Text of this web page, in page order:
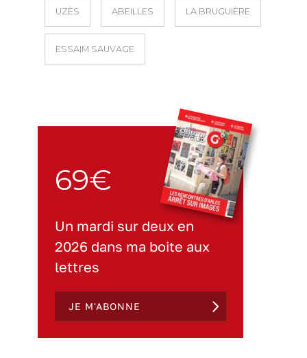
UZÈS ABEILLES LA BRUGUIÈRE
ESSAIM SAUVAGE
69€
Un mardi sur deux en
2026 dans ma boite aux
lettres
JE M'ABONNE